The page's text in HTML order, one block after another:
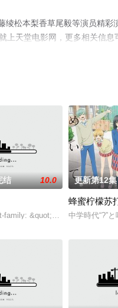
松本梨香草尾毅等演员精彩
上天堂电影网，更多相关信息
结 10.0
family: &quot;Helvetica
更新第12集
蜂蜜柠檬苏
中学時代“?”